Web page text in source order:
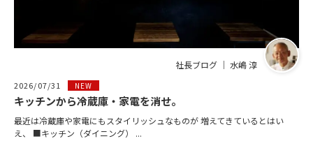
社長ブログ ｜ 水嶋 淳
2026/07/31 NEW
キッチンから冷蔵庫・家電を消せ。
最近は冷蔵庫や家電にもスタイリッシュなものが 増えてきているとはい
え、 ■キッチン（ダイニング） ...